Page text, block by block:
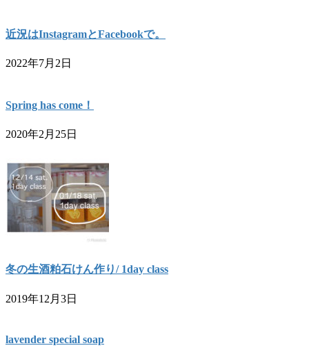
近況はInstagramとFacebookで。
2022年7月2日
Spring has come！
2020年2月25日
冬の生酒粕石けん作り/ 1day class
2019年12月3日
lavender special soap